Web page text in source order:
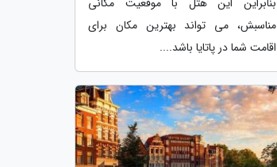
مناسبش، می تواند بهترین مکان برای
اقامت شما در پاتایا باشد....